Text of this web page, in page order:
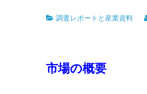
調査レポートと産業資料
市場の概要